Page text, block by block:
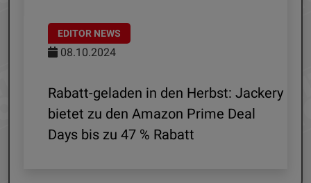
EDITOR NEWS
08.10.2024
Rabatt-geladen in den Herbst: Jackery
bietet zu den Amazon Prime Deal
Days bis zu 47 % Rabatt
Smart